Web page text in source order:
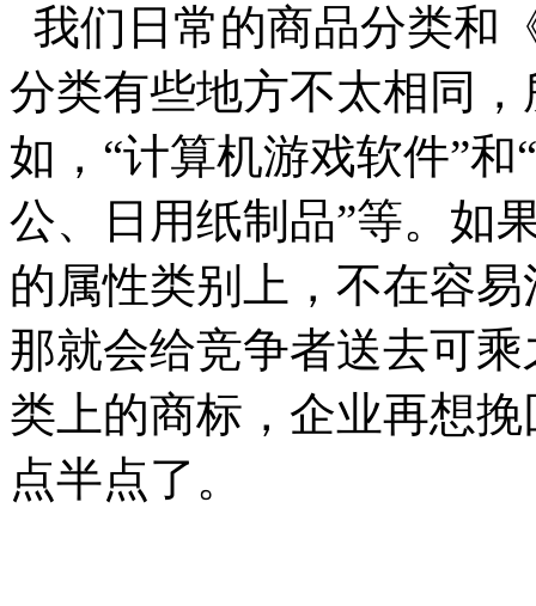
我们日常的商品分类和
分类有些地方不太相同
如，“计算机游戏软件”和
公、日用纸制品”等。如
的属性类别上，不在容
那就会给竞争者送去可
类上的商标，企业再想
点半点了。